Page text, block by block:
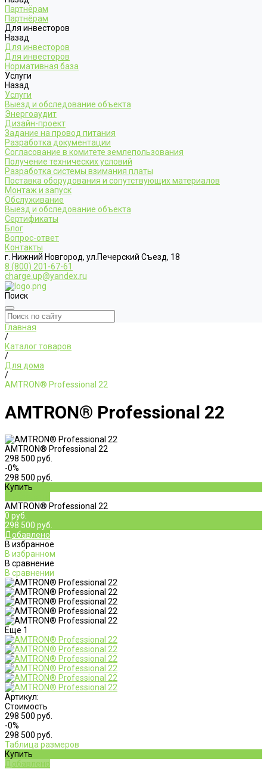
Партнёрам
Партнёрам
Для инвесторов
Назад
Для инвесторов
Для инвесторов
Нормативная база
Услуги
Назад
Услуги
Выезд и обследование объекта
Энергоаудит
Дизайн-проект
Задание на провод питания
Разработка документации
Согласование в комитете землепользования
Получение технических условий
Разработка системы взимания платы
Поставка оборудования и сопутствующих материалов
Монтаж и запуск
Обслуживание
Выезд и обследование объекта
Сертификаты
Блог
Вопрос-ответ
Контакты
г. Нижний Новгород, ул.Печерский Съезд, 18
8 (800) 201-67-61
charge.up@yandex.ru
Поиск
Главная
/
Каталог товаров
/
Для дома
/
AMTRON® Professional 22
AMTRON® Professional 22
AMTRON® Professional 22
298 500 руб.
-0%
298 500 руб.
Купить
AMTRON® Professional 22
0 руб.
298 500 руб.
Добавлено
В избранное
В избранном
В сравнение
В сравнении
Еще 1
Артикул:
Стоимость
298 500 руб.
-0%
298 500 руб.
Таблица размеров
Купить
Добавлено